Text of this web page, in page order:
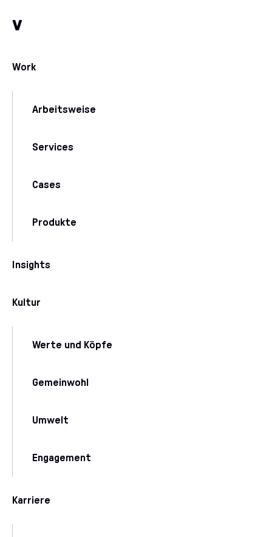
v
Work
Arbeitsweise
Services
Cases
Produkte
Insights
Kultur
Werte und Köpfe
Gemeinwohl
Umwelt
Engagement
Karriere